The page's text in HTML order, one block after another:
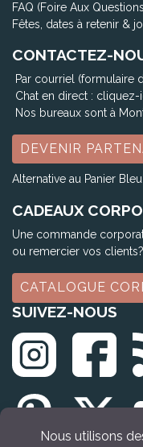
FAQ (Foire Aux
Fêtes, dates à retenir &
CONTACTEZ-
Par courriel (formulaire
Chat en direct : cliquez-
Nos bureaux sont à
DEVENIR
Alternative au Panier Bleu
CADEAUX
Une commande
ou remercier vos clients?
CATALOGUE
SUIVEZ-NOUS